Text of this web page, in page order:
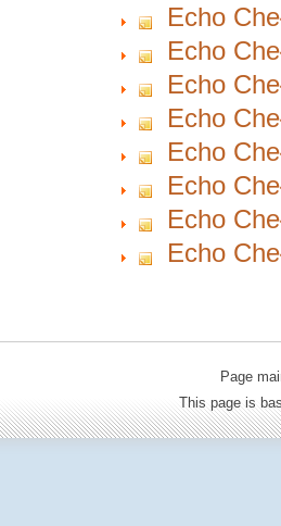
Echo
Echo
Echo
Echo
Echo
Echo
Echo
Echo
Page
This page is